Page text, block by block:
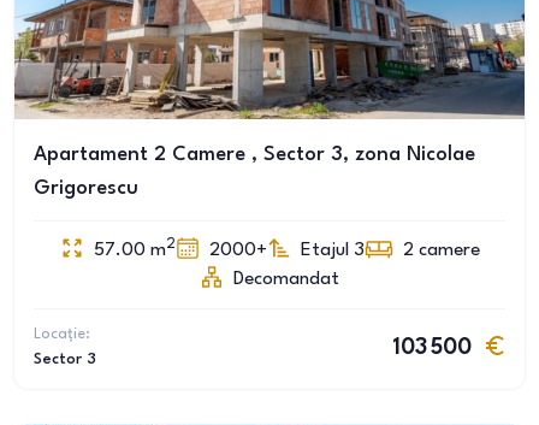
Apartament 2 Camere , Sector 3, zona Nicolae
Grigorescu
57.00 m2 2000+ Etajul 3 2 camere
Decomandat
Locație:
Sector 3
103 500